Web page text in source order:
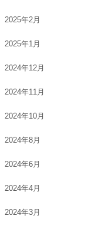
2025年2月
2025年1月
2024年12月
2024年11月
2024年10月
2024年8月
2024年6月
2024年4月
2024年3月